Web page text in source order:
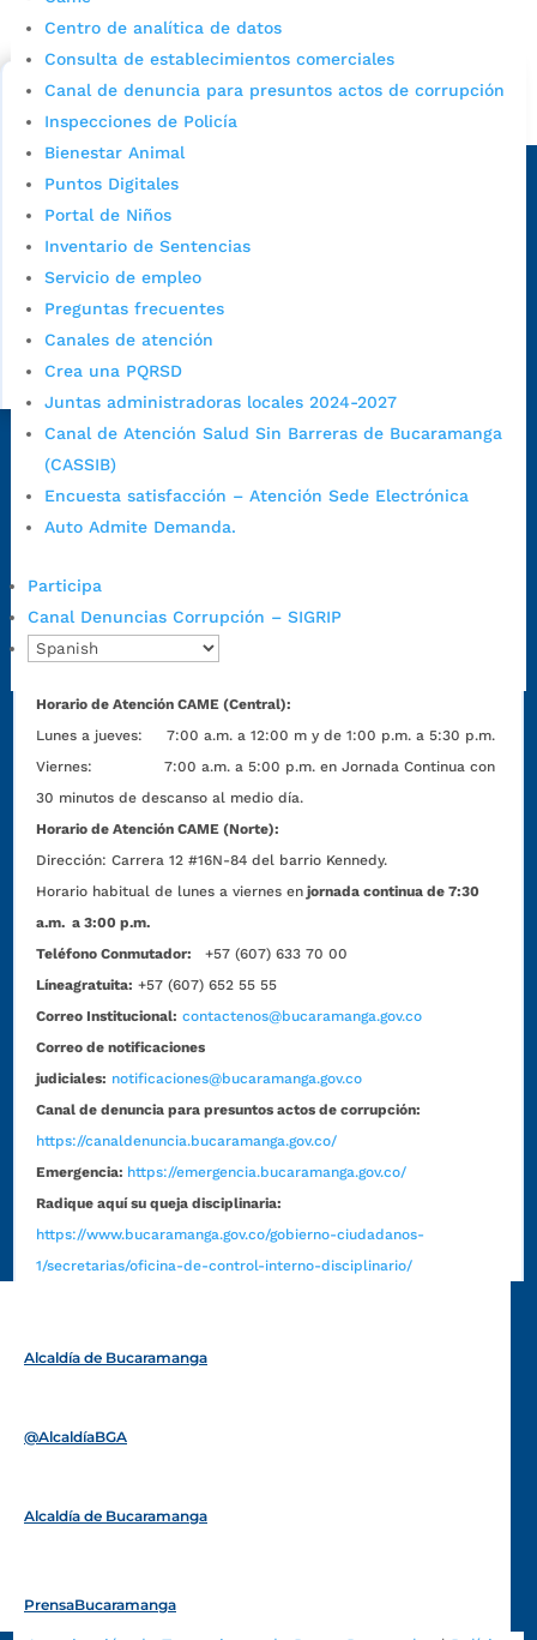
Centro de analítica de datos
Consulta de establecimientos comerciales
Canal de denuncia para presuntos actos de corrupción
Inspecciones de Policía
Bienestar Animal
Puntos Digitales
Portal de Niños
Inventario de Sentencias
Servicio de empleo
Preguntas frecuentes
Canales de atención
Crea una PQRSD
Juntas administradoras locales 2024-2027
Canal de Atención Salud Sin Barreras de Bucaramanga
(CASSIB)
Encuesta satisfacción – Atención Sede Electrónica
Auto Admite Demanda.
Participa
Canal Denuncias Corrupción – SIGRIP
Consulta aqui los pasos para inscribirse y solicitar un
cupo escolar en los colegios oficiales de
Bucaramanga.
Alcaldía de Bucaramanga
Sede principal
Dirección Fase I:
Colombia.
Dirección Fase II:Carrera 11 # 34-52, Bucaramanga, Santander,
Código Postal:
Horario de Atención:Lunes a jueves de 7:00 a.m. a 12:00 m y de
1:00 p.m. a 5:30 p.m. / viernes jornada continua en el horario de
Horario de Atención CAME (Central):
Lunes a jueves: 7:00 a.m. a 12:00 m y de 1:00 p.m. a 5:30 p.m.
Viernes: 7:00 a.m. a 5:00 p.m. en Jornada Continua con
30 minutos de descanso al medio día.
Horario de Atención CAME (Norte):
Dirección:Carrera 12 #16N-84 del barrio Kennedy.
Horario habitual de lunes a viernes en jornada continua de 7:30
a.m. a 3:00 p.m.
Teléfono Conmutador:
+57 (607) 633 70 00
Líneagratuita: +57 (607) 652 55 55
Correo Institucional: contactenos@bucaramanga.gov.co
Correo de notificaciones
judiciales: notificaciones@bucaramanga.gov.co
Canal de denuncia para presuntos actos de corrupción:
https://canaldenuncia.bucaramanga.gov.co/
Emergencia: https://emergencia.bucaramanga.gov.co/
Radique aquí su queja disciplinaria:
https://www.bucaramanga.gov.co/gobierno-ciudadanos-
1/secretarias/oficina-de-control-interno-disciplinario/
Alcaldía de Bucaramanga
@AlcaldíaBGA
Alcaldía de Bucaramanga
PrensaBucaramanga